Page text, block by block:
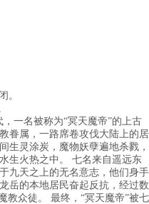
。
一名被称为“冥天魔帝”的上古
眷属，一路席卷攻伐大陆上的居
生灵涂炭，魔物妖孽遍地杀戮，
生火热之中。 七名来自遥远东
九天之上的无名意志，他们身手
岳的本地居民奋起反抗，经过数
教众徒。 最终，“冥天魔帝”被七